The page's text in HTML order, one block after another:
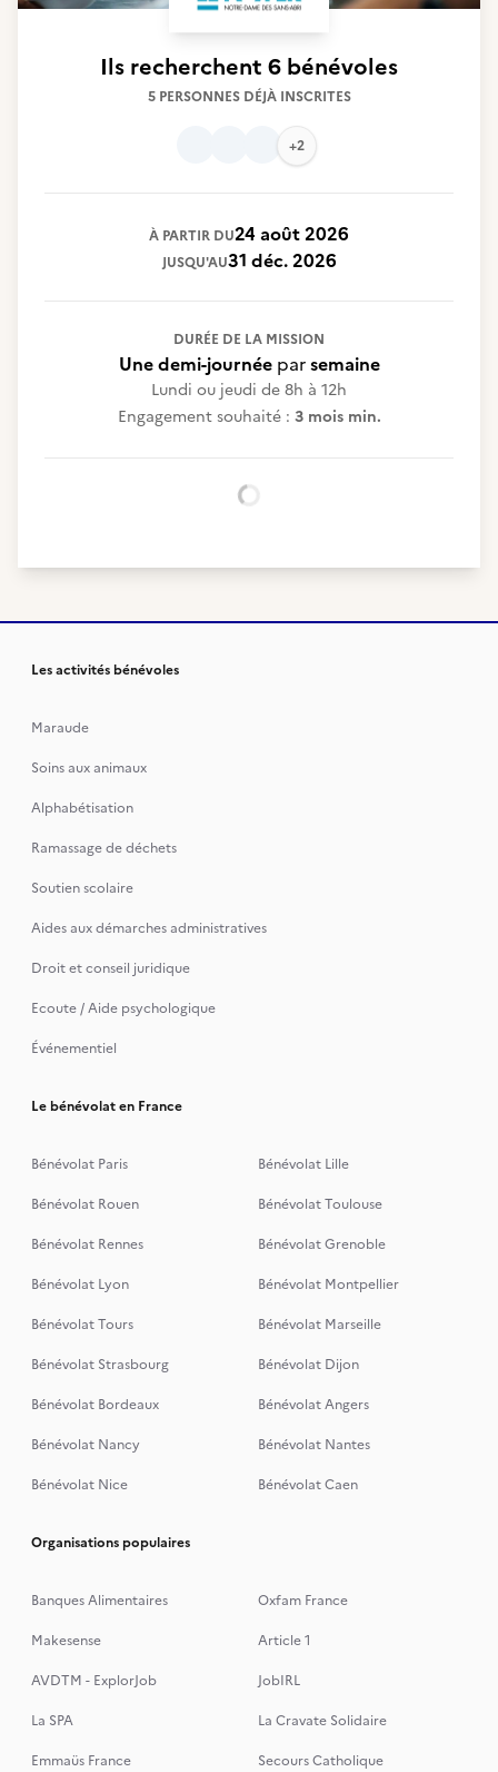
Ils recherchent 6 bénévoles
5 PERSONNES DÉJÀ INSCRITES
+2
À PARTIR DU24 août 2026
JUSQU'AU31 déc. 2026
DURÉE DE LA MISSION
Une demi-journéeparsemaine
Lundi ou jeudi de 8h à 12h
Engagement souhaité : 3 mois min.
Les activités bénévoles
Maraude
Soins aux animaux
Alphabétisation
Ramassage de déchets
Soutien scolaire
Aides aux démarches administratives
Droit et conseil juridique
Ecoute / Aide psychologique
Événementiel
Le bénévolat en France
Bénévolat Paris
Bénévolat Lille
Bénévolat Rouen
Bénévolat Toulouse
Bénévolat Rennes
Bénévolat Grenoble
Bénévolat Lyon
Bénévolat Montpellier
Bénévolat Tours
Bénévolat Marseille
Bénévolat Strasbourg
Bénévolat Dijon
Bénévolat Bordeaux
Bénévolat Angers
Bénévolat Nancy
Bénévolat Nantes
Bénévolat Nice
Bénévolat Caen
Organisations populaires
Banques Alimentaires
Oxfam France
Makesense
Article 1
AVDTM - ExplorJob
JobIRL
La SPA
La Cravate Solidaire
Emmaüs France
Secours Catholique